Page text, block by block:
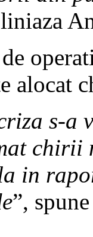
alocat
s-a
chirii
in
”,